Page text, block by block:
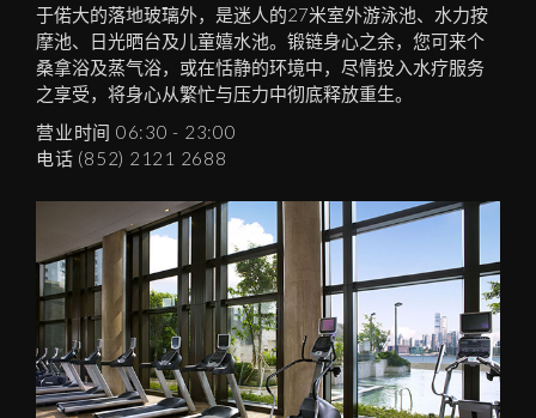
于偌大的落地玻璃外，是迷人的27米室外游泳池、水力按
摩池、日光晒台及儿童嬉水池。锻链身心之余，您可来个
桑拿浴及蒸气浴，或在恬静的环境中，尽情投入水疗服务
之享受，将身心从繁忙与压力中彻底释放重生。
营业时间 06:30 - 23:00
电话 (852) 2121 2688